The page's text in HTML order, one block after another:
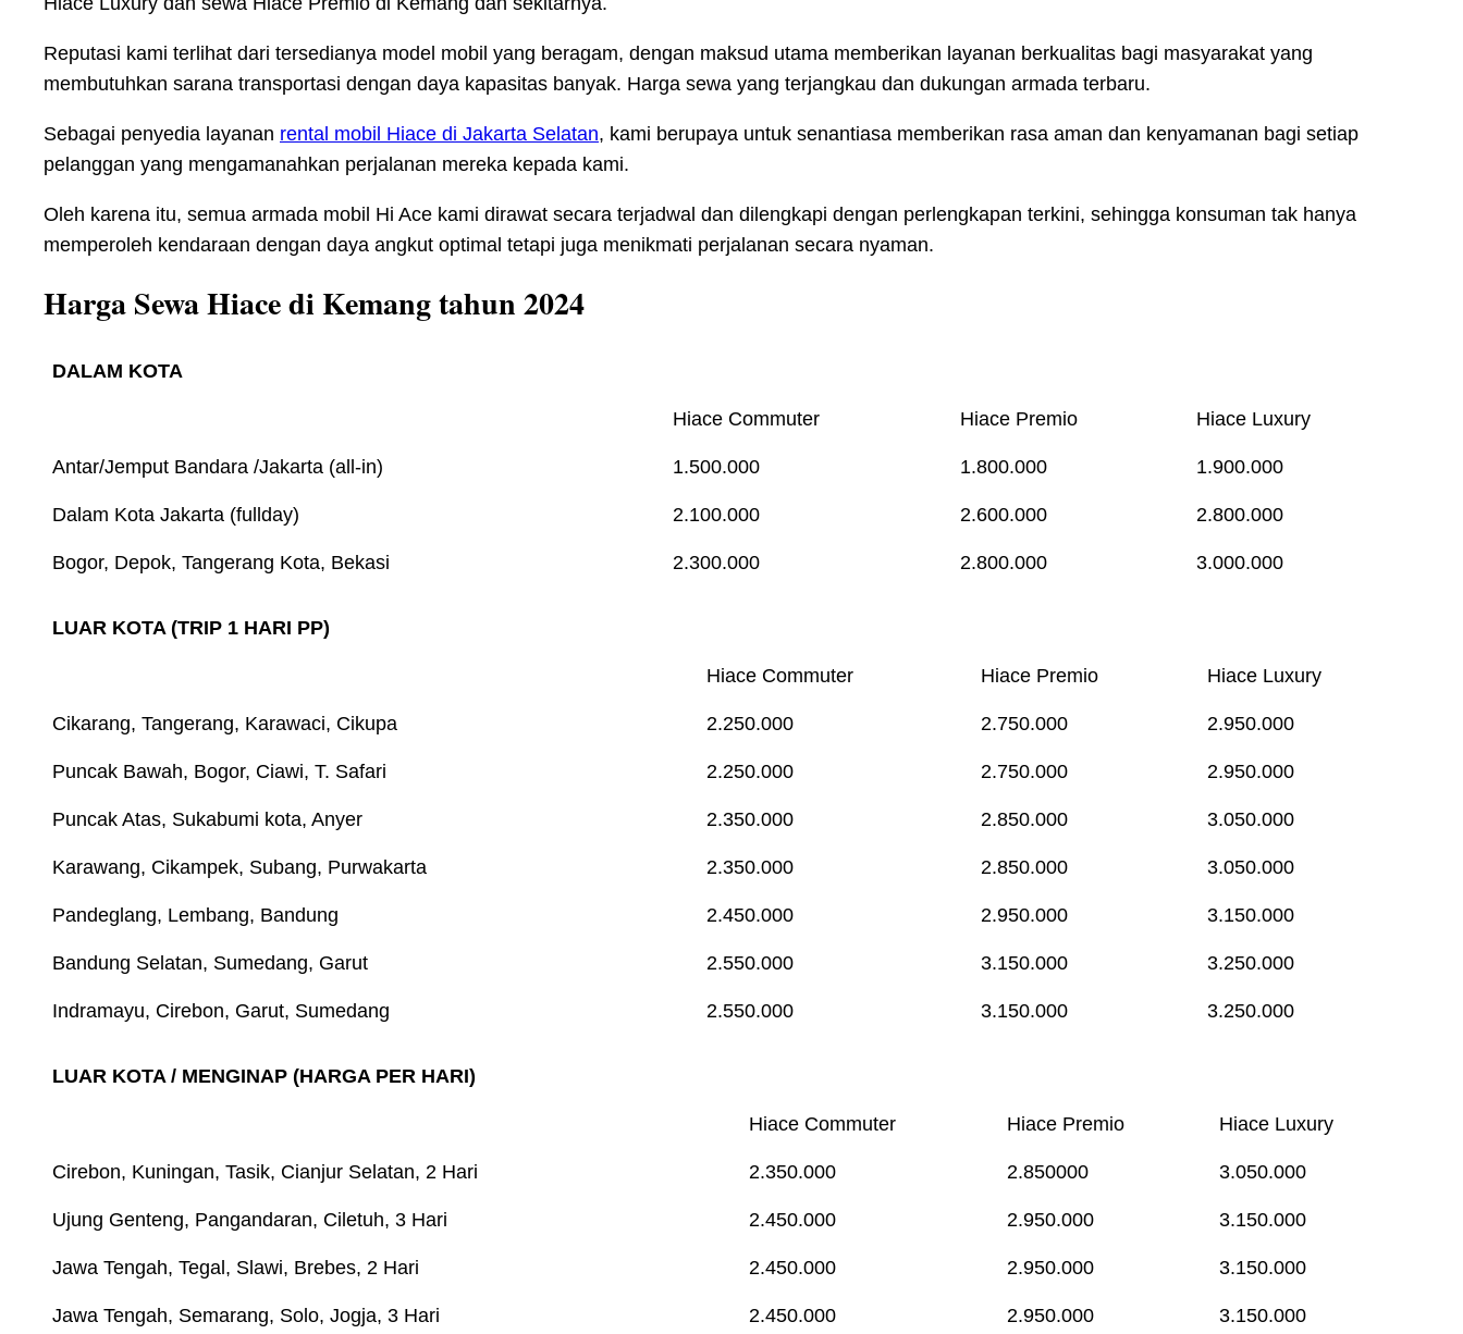
Reputasi kami terlihat dari tersedianya model mobil yang beragam, dengan maksud utama memberikan layanan berkualitas bagi masyarakat yang
membutuhkan sarana transportasi dengan daya kapasitas banyak. Harga sewa yang terjangkau dan dukungan armada terbaru.
Sebagai penyedia layanan rental mobil Hiace di Jakarta Selatan, kami berupaya untuk senantiasa memberikan rasa aman dan kenyamanan bagi setiap
pelanggan yang mengamanahkan perjalanan mereka kepada kami.
Oleh karena itu, semua armada mobil Hi Ace kami dirawat secara terjadwal dan dilengkapi dengan perlengkapan terkini, sehingga konsuman tak hanya
memperoleh kendaraan dengan daya angkut optimal tetapi juga menikmati perjalanan secara nyaman.
Harga Sewa Hiace di Kemang tahun 2024
DALAM KOTA
Hiace Commuter Hiace Premio Hiace Luxury
Antar/Jemput Bandara /Jakarta (all-in) 1.500.000 1.800.000 1.900.000
Dalam Kota Jakarta (fullday) 2.100.000 2.600.000 2.800.000
Bogor, Depok, Tangerang Kota, Bekasi 2.300.000 2.800.000 3.000.000
LUAR KOTA (TRIP 1 HARI PP)
Hiace Commuter Hiace Premio Hiace Luxury
Cikarang, Tangerang, Karawaci, Cikupa 2.250.000 2.750.000 2.950.000
Puncak Bawah, Bogor, Ciawi, T. Safari 2.250.000 2.750.000 2.950.000
Puncak Atas, Sukabumi kota, Anyer 2.350.000 2.850.000 3.050.000
Karawang, Cikampek, Subang, Purwakarta 2.350.000 2.850.000 3.050.000
Pandeglang, Lembang, Bandung 2.450.000 2.950.000 3.150.000
Bandung Selatan, Sumedang, Garut 2.550.000 3.150.000 3.250.000
Indramayu, Cirebon, Garut, Sumedang 2.550.000 3.150.000 3.250.000
LUAR KOTA / MENGINAP (HARGA PER HARI)
Hiace Commuter Hiace Premio Hiace Luxury
Cirebon, Kuningan, Tasik, Cianjur Selatan, 2 Hari 2.350.000 2.850000 3.050.000
Ujung Genteng, Pangandaran, Ciletuh, 3 Hari 2.450.000 2.950.000 3.150.000
Jawa Tengah, Tegal, Slawi, Brebes, 2 Hari 2.450.000 2.950.000 3.150.000
Jawa Tengah, Semarang, Solo, Jogja, 3 Hari 2.450.000 2.950.000 3.150.000